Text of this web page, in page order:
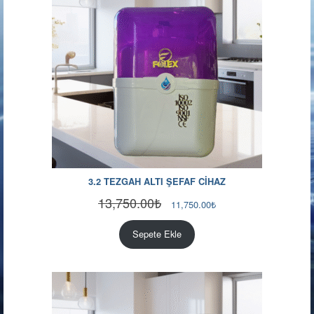
3.2 TEZGAH ALTI ŞEFAF CİHAZ
13,750.00₺
Orijinal
13,750.00₺.
11,750.00₺
Sepete Ekle